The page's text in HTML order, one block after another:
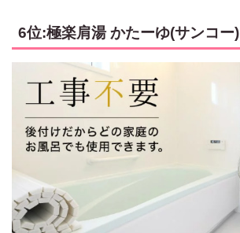
6位:極楽肩湯 かたーゆ(サンコー)